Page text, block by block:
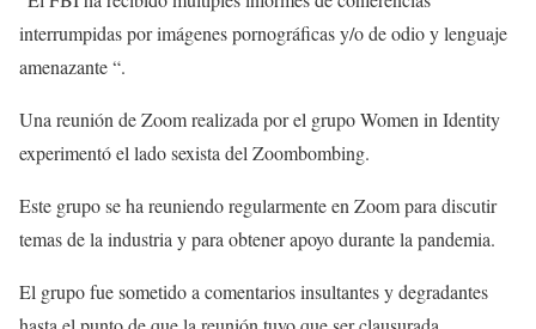
interrumpidas por imágenes pornográficas y/o de odio y lenguaje
amenazante “.
Una reunión de Zoom realizada por el grupo Women in Identity
experimentó el lado sexista del Zoombombing.
Este grupo se ha reuniendo regularmente en Zoom para discutir
temas de la industria y para obtener apoyo durante la pandemia.
El grupo fue sometido a comentarios insultantes y degradantes